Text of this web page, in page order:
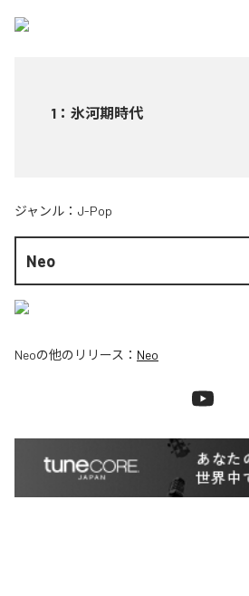
1 ： 氷河期時代
ジャンル： J-Pop
Neo
Neoの他のリリース： Neo